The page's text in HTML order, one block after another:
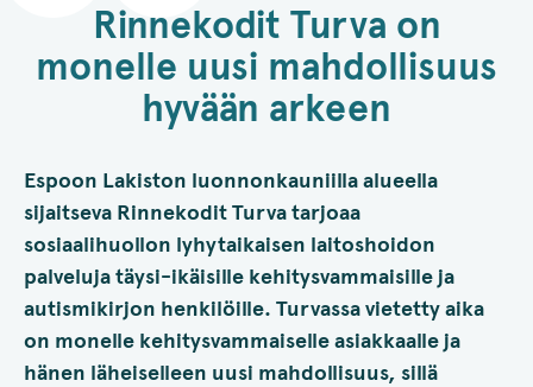
Rinnekodit Turva on
monelle uusi mahdollisuus
hyvään arkeen
Espoon Lakiston luonnonkauniilla alueella
sijaitseva Rinnekodit Turva tarjoaa
sosiaalihuollon lyhytaikaisen laitoshoidon
palveluja täysi-ikäisille kehitysvammaisille ja
autismikirjon henkilöille. Turvassa vietetty aika
on monelle kehitysvammaiselle asiakkaalle ja
hänen läheiselleen uusi mahdollisuus, sillä